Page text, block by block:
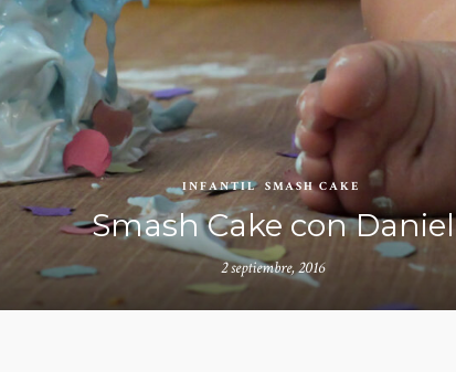
INFANTIL SMASH CAKE
Smash Cake con Daniel
2 septiembre, 2016